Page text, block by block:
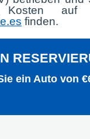
Kosten auf
finden.
ein Auto von